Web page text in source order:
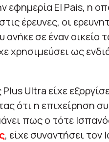
εφημερία El Pais, η
έρευνες, οι
σε έναν οικείο
χρησιμεύσει ως
Ultra είχε
ότι η επιχείρηση
πως ο τότε
, είχε συναντήσει τον